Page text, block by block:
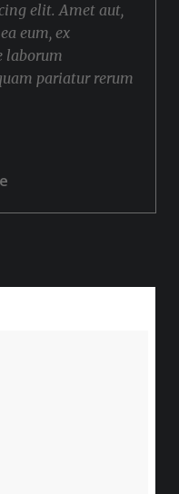
elit. Amet aut,
eum, ex
laborum
pariatur rerum